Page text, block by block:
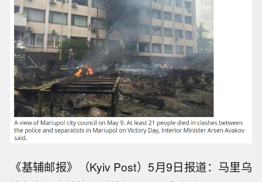
月，随着克里米亚正式脱离乌克兰，以自治共和
国身份加入俄罗斯联邦，俄乌关系急剧恶化。
这一事件极大地鼓舞了乌克兰东部的分离主义势
力，动荡持续升级，一度将乌克兰推向内战边
缘。5月9日庆祝反法西斯战争胜利69周年当天，
亲俄的民间反政府武装攻入顿涅茨克州第二大城
市马里乌波尔，占领了市警察局，并放火焚烧马
里乌波尔市议会。